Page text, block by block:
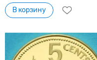
В корзину